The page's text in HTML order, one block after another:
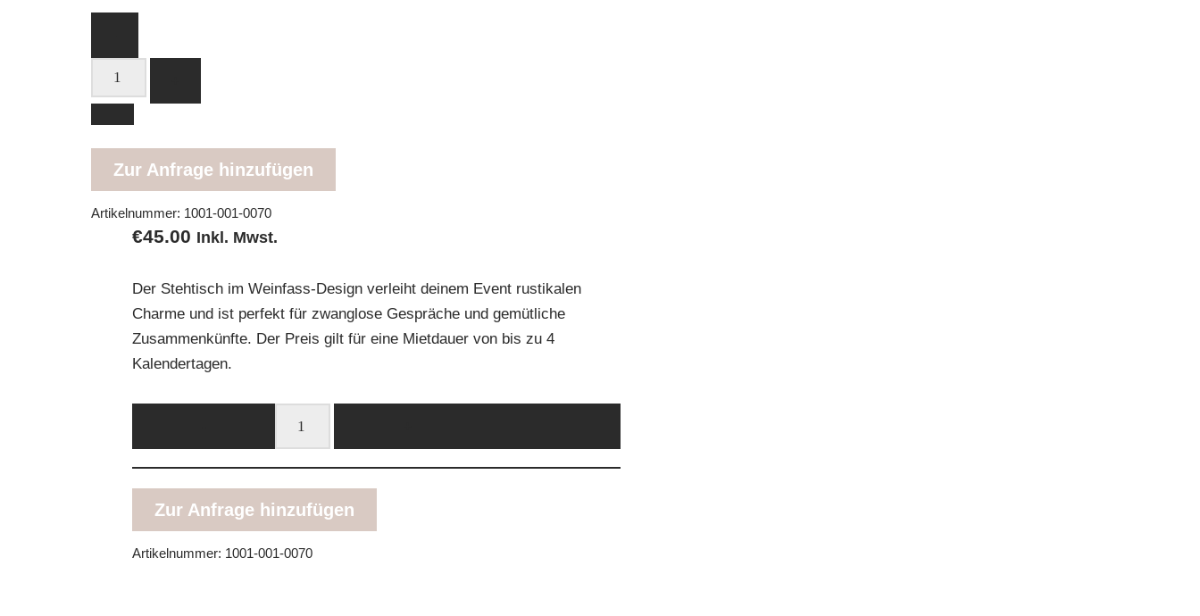
Zur Anfrage hinzufügen
Artikelnummer: 1001-001-0070
€45.00 Inkl. Mwst.
Der Stehtisch im Weinfass-Design verleiht deinem Event rustikalen
Charme und ist perfekt für zwanglose Gespräche und gemütliche
Zusammenkünfte. Der Preis gilt für eine Mietdauer von bis zu 4
Kalendertagen.
Zur Anfrage hinzufügen
Artikelnummer: 1001-001-0070